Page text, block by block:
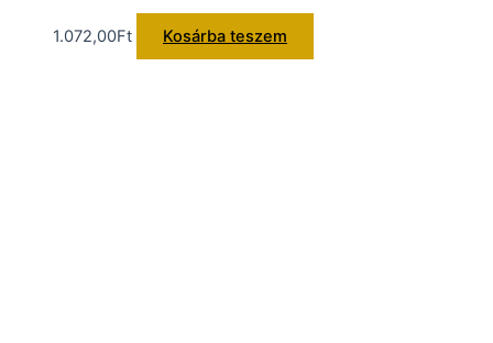
1.072,00Ft Kosárba teszem